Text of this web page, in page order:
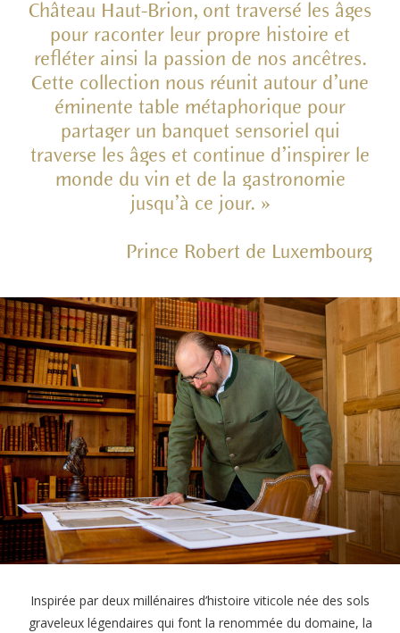
Château Haut-Brion, ont traversé les âges
pour raconter leur propre histoire et
refléter ainsi la passion de nos ancêtres.
Cette collection nous réunit autour d’une
éminente table métaphorique pour
partager un banquet sensoriel qui
traverse les âges et continue d’inspirer le
monde du vin et de la gastronomie
jusqu’à ce jour. »
Prince Robert de Luxembourg
Inspirée par deux millénaires d’histoire viticole née des sols
graveleux légendaires qui font la renommée du domaine, la